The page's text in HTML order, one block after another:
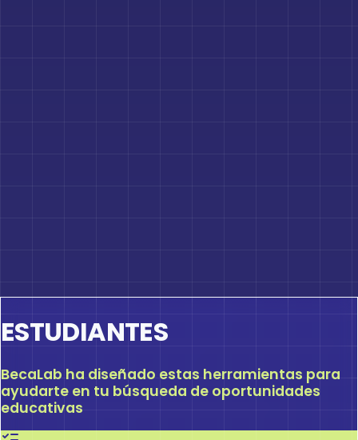
ESTUDIANTES
BecaLab ha diseñado estas herramientas para
ayudarte en tu búsqueda de oportunidades
educativas